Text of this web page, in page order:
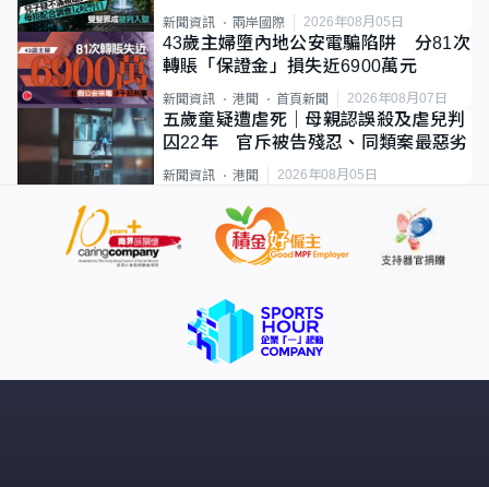
新聞資訊 兩岸國際 2026年08月05日
43歲主婦墮內地公安電騙陷阱 分81次
轉賬「保證金」損失近6900萬元
新聞資訊 港聞 首頁新聞 2026年08月07日
五歲童疑遭虐死｜母親認誤殺及虐兒判
囚22年 官斥被告殘忍、同類案最惡劣
新聞資訊 港聞 2026年08月05日